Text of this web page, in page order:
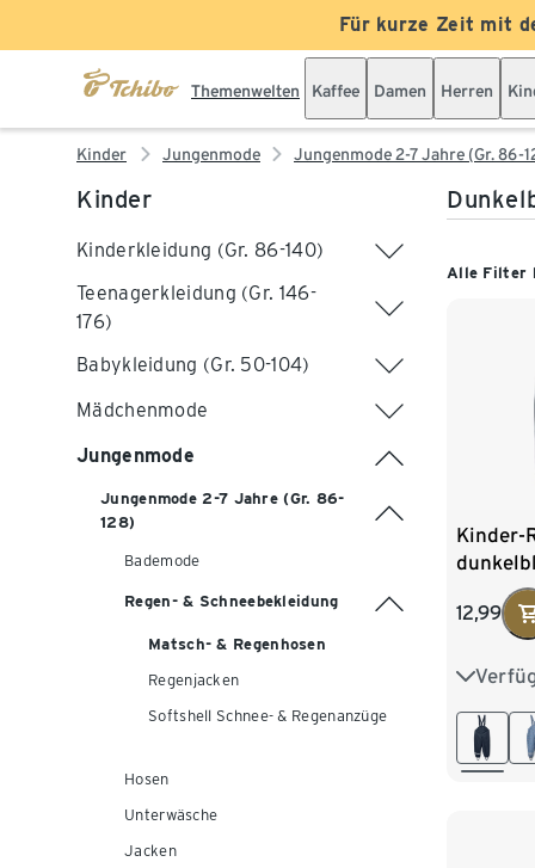
Für kurze Zeit mit
Themenwelten Kaffee Damen Herren
Kinder Jungenmode Jungenmode 2-7 Jahre (Gr. 86-
Kinder
Kinderkleidung (Gr. 86-140)
Teenagerkleidung (Gr. 146-
176)
Babykleidung (Gr. 50-104)
Mädchenmode
Jungenmode
Jungenmode 2-7 Jahre (Gr. 86-
128)
Bademode
Regen- & Schneebekleidung
Matsch- & Regenhosen
Regenjacken
Softshell Schnee- & Regenanzüge
Hosen
Unterwäsche
Jacken
Alle Filter
Kinder-
12,99
74/80
98/104